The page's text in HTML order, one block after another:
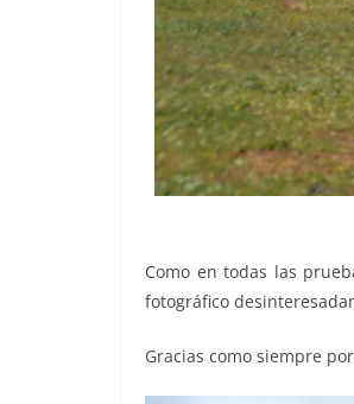
Como en todas las
fotográfico
Gracias como siempre